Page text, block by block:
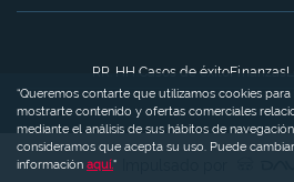
RR. HH. Casos de éxitoFinanzas
“Queremos contarte que utilizamos cookies
mostrarte contenido y ofertas comerciales
mediante el análisis de sus hábitos de
consideramos que acepta su uso. Puede
información aquí."